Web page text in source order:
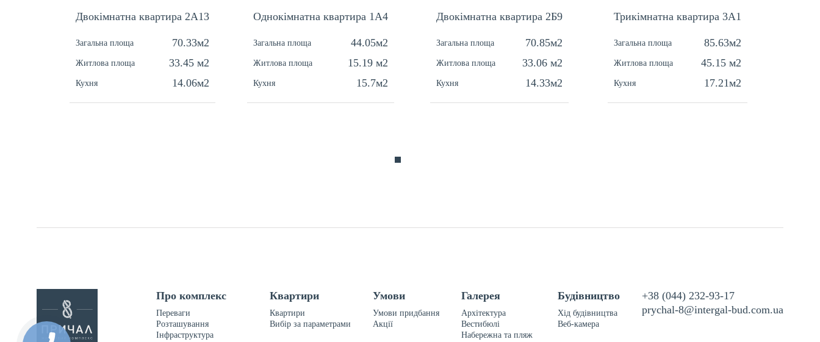
Двокімнатна квартира 2А13
Загальна площа 70.33м2
Житлова площа 33.45 м2
Кухня 14.06м2
Однокімнатна квартира 1А4
Загальна площа 44.05м2
Житлова площа 15.19 м2
Кухня 15.7м2
Двокімнатна квартира 2Б9
Загальна площа 70.85м2
Житлова площа 33.06 м2
Кухня 14.33м2
Трикімнатна квартира 3A1
Загальна площа 85.63м2
Житлова площа 45.15 м2
Кухня 17.21м2
Про комплекс
Переваги
Розташування
Інфраструктура
Квартири
Квартири
Вибір за параметрами
Умови
Умови придбання
Акції
Галерея
Архітектура
Вестибюлі
Набережна та пляж
Будівництво
Хід будівництва
Веб-камера
+38 (044) 232-93-17
prychal-8@intergal-bud.com.ua